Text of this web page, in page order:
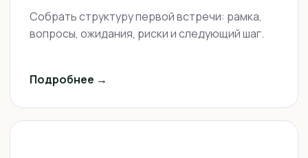
Собрать структуру первой встречи: рамка,
вопросы, ожидания, риски и следующий шаг.
Подробнее →